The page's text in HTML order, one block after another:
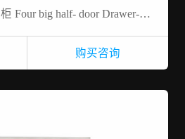
沙拉台大四抽屉冷藏柜 Four big half- door Drawer-Salad Prep table refrigerator
购买咨询